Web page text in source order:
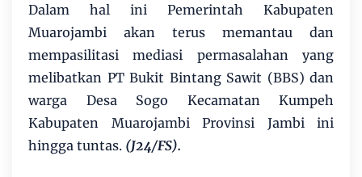
Dalam hal ini Pemerintah Kabupaten
Muarojambi akan terus memantau dan
mempasilitasi mediasi permasalahan yang
melibatkan PT Bukit Bintang Sawit (BBS) dan
warga Desa Sogo Kecamatan Kumpeh
Kabupaten Muarojambi Provinsi Jambi ini
hingga tuntas. (J24/FS).